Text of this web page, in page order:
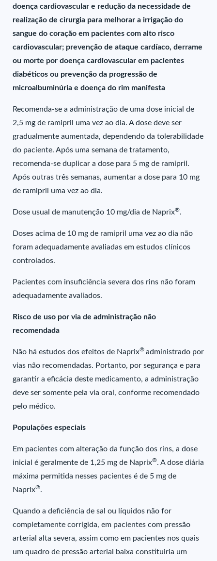
doença cardiovascular e redução da necessidade de
realização de cirurgia para melhorar a irrigação do
sangue do coração em pacientes com alto risco
cardiovascular; prevenção de ataque cardíaco, derrame
ou morte por doença cardiovascular em pacientes
diabéticos ou prevenção da progressão de
microalbuminúria e doença do rim manifesta
Recomenda-se a administração de uma dose inicial de
2,5 mg de ramipril uma vez ao dia. A dose deve ser
gradualmente aumentada, dependendo da tolerabilidade
do paciente. Após uma semana de tratamento,
recomenda-se duplicar a dose para 5 mg de ramipril.
Após outras três semanas, aumentar a dose para 10 mg
de ramipril uma vez ao dia.
Dose usual de manutenção 10 mg/dia de Naprix®.
Doses acima de 10 mg de ramipril uma vez ao dia não
foram adequadamente avaliadas em estudos clínicos
controlados.
Pacientes com insuficiência severa dos rins não foram
adequadamente avaliados.
Risco de uso por via de administração não
recomendada
Não há estudos dos efeitos de Naprix® administrado por
vias não recomendadas. Portanto, por segurança e para
garantir a eficácia deste medicamento, a administração
deve ser somente pela via oral, conforme recomendado
pelo médico.
Populações especiais
Em pacientes com alteração da função dos rins, a dose
inicial é geralmente de 1,25 mg de Naprix®. A dose diária
máxima permitida nesses pacientes é de 5 mg de
Naprix®.
Quando a deficiência de sal ou líquidos não for
completamente corrigida, em pacientes com pressão
arterial alta severa, assim como em pacientes nos quais
um quadro de pressão arterial baixa constituiria um